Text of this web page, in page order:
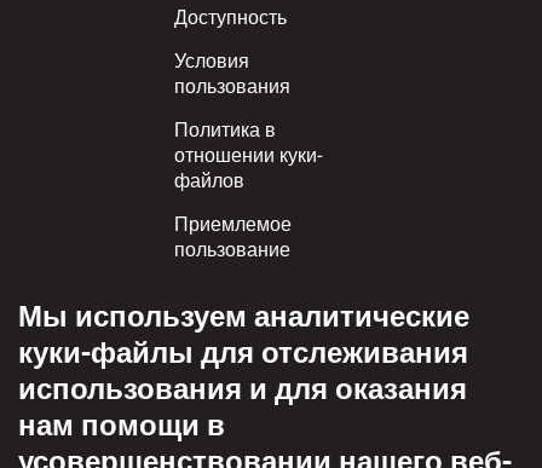
Footer
Доступность
Условия
пользования
Политика в
отношении куки-
файлов
Приемлемое
пользование
конфиденциальности
Политика взаимного
уважения
Мы используем аналитические
куки-файлы для отслеживания
использования и для оказания
нам помощи в
усовершенствовании нашего веб-